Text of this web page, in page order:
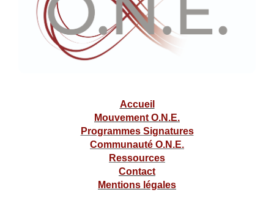
Accueil
Mouvement O.N.E.
Programmes Signatures
Communauté O.N.E.
Ressources
Contact
Mentions légales